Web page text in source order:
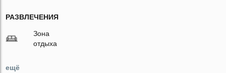
РАЗВЛЕЧЕНИЯ
Зона
отдыха
ещё